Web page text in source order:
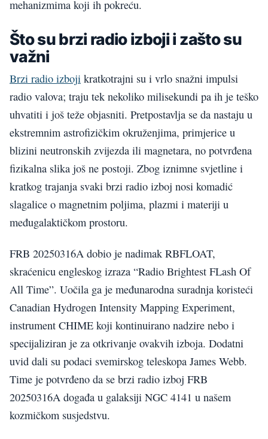
mehanizmima koji ih pokreću.
Što su brzi radio izboji i zašto su
važni
Brzi radio izboji kratkotrajni su i vrlo snažni impulsi
radio valova; traju tek nekoliko milisekundi pa ih je teško
uhvatiti i još teže objasniti. Pretpostavlja se da nastaju u
ekstremnim astrofizičkim okruženjima, primjerice u
blizini neutronskih zvijezda ili magnetara, no potvrđena
fizikalna slika još ne postoji. Zbog iznimne svjetline i
kratkog trajanja svaki brzi radio izboj nosi komadić
slagalice o magnetnim poljima, plazmi i materiji u
međugalaktičkom prostoru.
FRB 20250316A dobio je nadimak RBFLOAT,
skraćenicu engleskog izraza “Radio Brightest FLash Of
All Time”. Uočila ga je međunarodna suradnja koristeći
Canadian Hydrogen Intensity Mapping Experiment,
instrument CHIME koji kontinuirano nadzire nebo i
specijaliziran je za otkrivanje ovakvih izboja. Dodatni
uvid dali su podaci svemirskog teleskopa James Webb.
Time je potvrđeno da se brzi radio izboj FRB
20250316A događa u galaksiji NGC 4141 u našem
kozmičkom susjedstvu.